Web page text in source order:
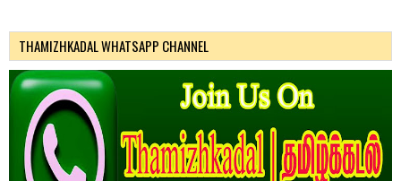
THAMIZHKADAL WHATSAPP CHANNEL